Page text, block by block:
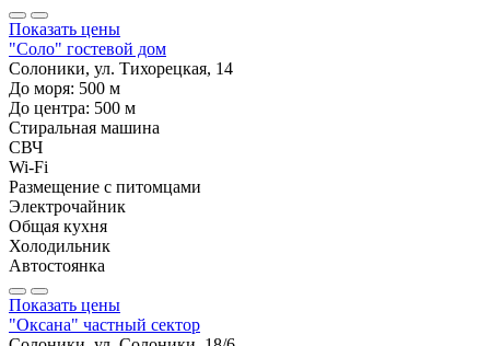
Показать цены
"Соло" гостевой дом
Солоники, ул. Тихорецкая, 14
До моря: 500 м
До центра: 500 м
Стиральная машина
СВЧ
Wi-Fi
Размещение с питомцами
Электрочайник
Общая кухня
Холодильник
Автостоянка
Показать цены
"Оксана" частный сектор